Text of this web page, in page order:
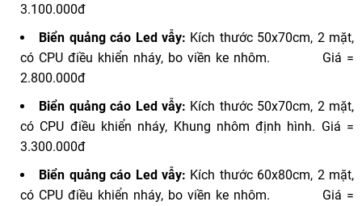
3.100.000đ
Biển quảng cáo Led vẫy: Kích thước 50x70cm, 2 mặt,
có CPU điều khiển nháy, bo viền ke nhôm. Giá =
2.800.000đ
Biển quảng cáo Led vẫy: Kích thước 50x70cm, 2 mặt,
có CPU điều khiển nháy, Khung nhôm định hình. Giá =
3.300.000đ
Biển quảng cáo Led vẫy: Kích thước 60x80cm, 2 mặt,
có CPU điều khiển nháy, bo viền ke nhôm. Giá =